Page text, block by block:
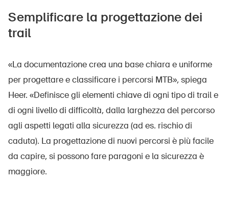
Semplificare la progettazione dei
trail
«La documentazione crea una base chiara e uniforme
per progettare e classificare i percorsi MTB», spiega
Heer. «Definisce gli elementi chiave di ogni tipo di trail e
di ogni livello di difficoltà, dalla larghezza del percorso
agli aspetti legati alla sicurezza (ad es. rischio di
caduta). La progettazione di nuovi percorsi è più facile
da capire, si possono fare paragoni e la sicurezza è
maggiore.